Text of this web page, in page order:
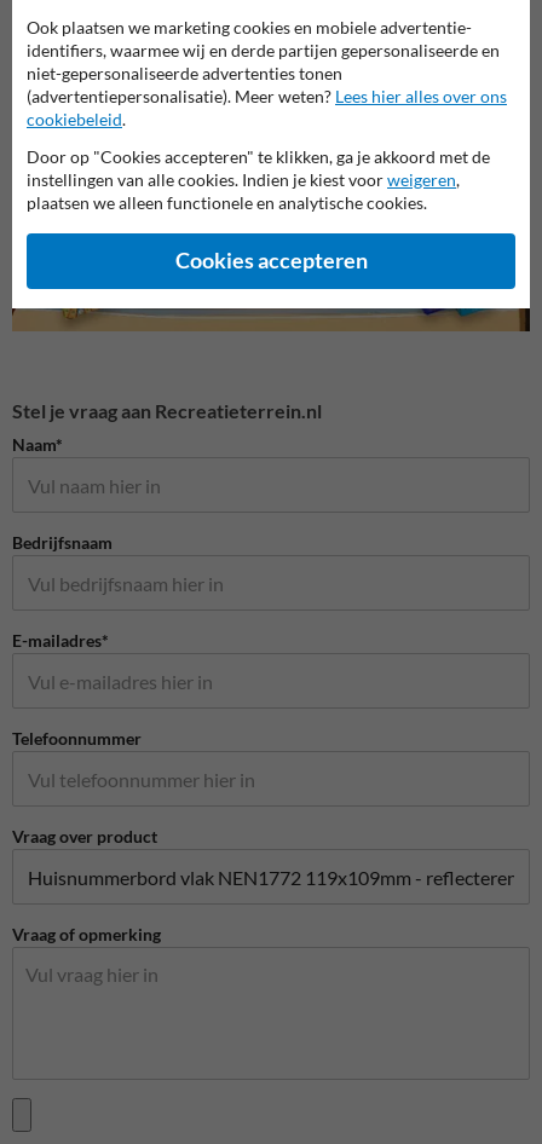
Huisnummerborden
(NEN1772)
Huisnummerpaal met één
nummer
Huisnummerpalen en bordjes
Stel je vraag aan Recreatieterrein.nl
Naam*
Bedrijfsnaam
E-mailadres*
Telefoonnummer
Vraag over product
Vraag of opmerking
Ook plaatsen we marketing cookies en mobiele advertentie-
identifiers, waarmee wij en derde partijen gepersonaliseerde en
niet-gepersonaliseerde advertenties tonen
(advertentiepersonalisatie). Meer weten? Lees hier alles over ons
cookiebeleid.
Door op "Cookies accepteren" te klikken, ga je akkoord met de
instellingen van alle cookies. Indien je kiest voorweigeren,
plaatsen we alleen functionele en analytische cookies.
Cookies accepteren